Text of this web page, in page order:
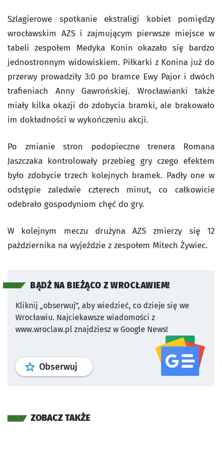
Szlagierowe spotkanie ekstraligi kobiet pomiędzy
wrocławskim AZS i zajmującym pierwsze miejsce w
tabeli zespołem Medyka Konin okazało się bardzo
jednostronnym widowiskiem. Piłkarki z Konina już do
przerwy prowadziły 3:0 po bramce Ewy Pajor i dwóch
trafieniach Anny Gawrońskiej. Wrocławianki także
miały kilka okazji do zdobycia bramki, ale brakowało
im dokładności w wykończeniu akcji.
Po zmianie stron podopieczne trenera Romana
Jaszczaka kontrolowały przebieg gry czego efektem
było zdobycie trzech kolejnych bramek. Padły one w
odstępie zaledwie czterech minut, co całkowicie
odebrało gospodyniom chęć do gry.
W kolejnym meczu drużyna AZS zmierzy się 12
października na wyjeździe z zespołem Mitech Żywiec.
BĄDŹ NA BIEŻĄCO Z WROCŁAWIEM!
Kliknij „obserwuj”, aby wiedzieć, co dzieje się we
Wrocławiu. Najciekawsze wiadomości z
www.wroclaw.pl znajdziesz w Google News!
Obserwuj profil serwisu
ZOBACZ TAKŻE